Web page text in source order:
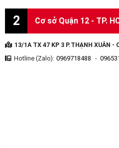
2 Cơ sở Quận 12 - TP.
13/1A TX 47 KP 3 P.THẠNH XUÂN -
Hotline (Zalo): 0969718488 -